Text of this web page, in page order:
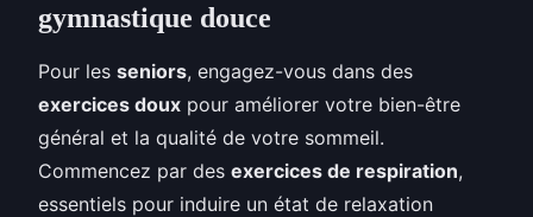
gymnastique douce
Pour les seniors, engagez-vous dans des
exercices doux pour améliorer votre bien-être
général et la qualité de votre sommeil.
Commencez par des exercices de respiration,
essentiels pour induire un état de relaxation